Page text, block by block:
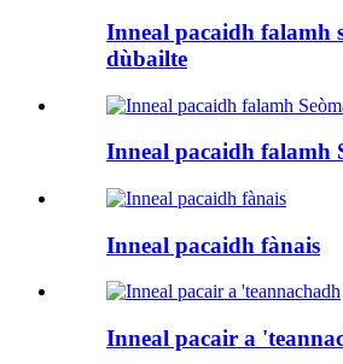
Inneal pacaidh falamh
dùbailte
Inneal pacaidh falamh
Inneal pacaidh fànais
Inneal pacair a